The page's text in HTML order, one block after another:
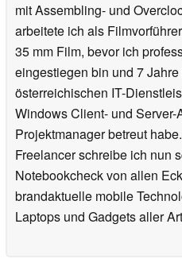
mit Assembling- und
arbeitete ich als
35 mm Film, bevor ich
eingestiegen bin und 7
österreichischen IT-
Windows Client- und
Projektmanager betreut
Freelancer schreibe ich nun
Notebookcheck von allen
brandaktuelle mobile
Laptops und Gadgets aller